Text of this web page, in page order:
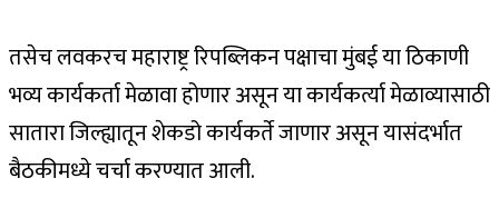
तसेच लवकरच महाराष्ट्र रिपब्लिकन पक्षाचा मुंबई या ठिकाणी
भव्य कार्यकर्ता मेळावा होणार असून या कार्यकर्त्या मेळाव्यासाठी
सातारा जिल्ह्यातून शेकडो कार्यकर्ते जाणार असून यासंदर्भात
बैठकीमध्ये चर्चा करण्यात आली.